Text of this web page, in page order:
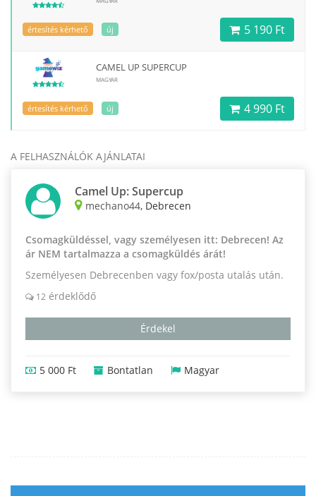
értesítés kérhető új 5 190 Ft
CAMEL UP SUPERCUP
MAGYAR
értesítés kérhető új 4 990 Ft
A FELHASZNÁLÓK AJÁNLATAI
Camel Up: Supercup
mechano44, Debrecen
Csomagküldéssel, vagy személyesen itt: Debrecen! Az
ár NEM tartalmazza a csomagküldés árát!
Személyesen Debrecenben vagy fox/posta utalás után.
12 érdeklődő
Érdekel
5 000 Ft Bontatlan Magyar